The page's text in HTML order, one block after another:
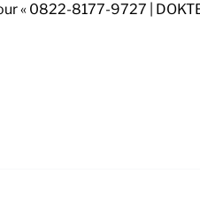
« 0822-8177-9727 |